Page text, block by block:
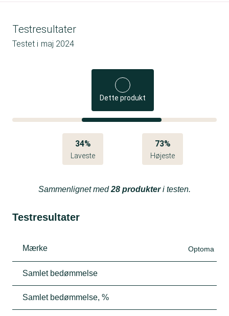
Testresultater
Testet i maj 2024
Dette produkt
34%
Laveste
73%
Højeste
Sammenlignet med28 produkteri testen.
Testresultater
Mærke Optoma
Samlet bedømmelse
Samlet bedømmelse, %